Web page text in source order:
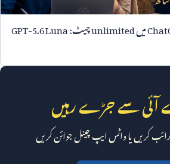
میںunlimitedچیٹ:GPT-5.6 Luna
آئی سے جڑے رہیں
کریں یا واٹس ایپ چینل جوائن کریں